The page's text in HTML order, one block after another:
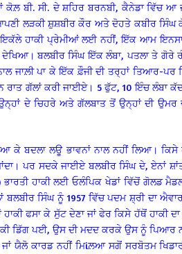
ਬੀ. ਸੀ. ਦੇ ਸ਼ਹਿਰ ਬਰਨਬੀ, ਕੈਨੇਡਾ ਵਿੱਚ ਆ
ਲੜਕੀ ਸ਼ੁਸ਼ਬੀਰ ਕੌਰ ਅਤੇ ਦੋਹਤੇ ਕਬੀਰ ਸਿੰਘ
ਹਾਕੀ ਪ੍ਰੇਮੀਆਂ ਲਈ ਨਹੀਂ, ਇੱਕ ਆਮ
ਬਲਬੀਰ ਸਿੰਘ ਇੱਕ ਲੰਬਾ, ਪਤਲਾ ਤੇ ਗੋਰੇ
ਜਾਲ਼ੀ ਪਾ ਕੇ ਇੱਕ ਫ਼ੌਜੀ ਦੀ ਤਰ੍ਹਾਂ ਤਿਆਰ-
ਗੱਲਾਂ ਕਰੀ ਜਾਈਏ। 5 ਫੁੱਟ, 10 ਇੰਚ ਲੰਬਾ
ਦੇ ਚਿਹਰੇ ਅਤੇ ਗੱਲਬਾਤ ਤੋਂ ਉਨ੍ਹਾਂ ਦੀ ਉਮਰ
ਬਦਲਾ ਲਊ ਭਾਵਨਾਂ ਨਾਲ ਨਹੀਂ ਲਿਆ। ਕਿਸੇ
ਪਰ ਸਦਕੇ ਜਾਈਏ ਬਲਬੀਰ ਸਿੰਘ ਦੇ, ਏਨਾਂ
ਭਾਰਤੀ ਹਾਕੀ ਲਈ ਓਲੰਪਿਕ ਖੇਡਾਂ ਵਿੱਚੋਂ ਗੋਲਡ
ਬਲਬੀਰ ਸਿੰਘ ਨੂੰ 1957 ਵਿੱਚ ਪਦਮ ਸ਼੍ਰੀ ਦਾ
ਫਸਾ ਕੇ ਸੁੱਟ ਦੇਣਾ ਜਾਂ ਫੇਰ ਕਿਸੇ ਹੱਥੋਂ ਹਾਕੀ
ਡਿੱਗ ਪਈ, ਉਸ ਦੀ ਮਦਦ ਕਰਕੇ ਉਸ ਨੂੰ ਪਿਆਰ
ਯੈਲੋ ਕਾਰਡ ਨਹੀਂ ਮਿiਲ਼ਆ ਸਗੋਂ ਸਰਬੋਤਮ